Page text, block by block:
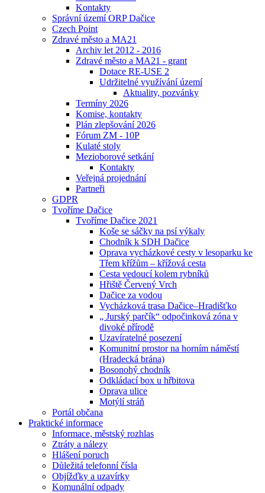
Kontakty
Správní území ORP Dačice
Czech Point
Zdravé město a MA21
Archiv let 2012 - 2016
Zdravé město a MA21 - grant
Dotace RE-USE 2
Udržitelné využívání území
Aktuality, pozvánky
Termíny 2026
Komise, kontakty
Plán zlepšování 2026
Fórum ZM - 10P
Kulaté stoly
Mezioborové setkání
Kontakty
Veřejná projednání
Partneři
GDPR
Tvoříme Dačice
Tvoříme Dačice 2021
Koše se sáčky na psí výkaly
Chodník k SDH Dačice
Oprava vycházkové cesty v lesoparku ke
Třem křížům – křížová cesta
Cesta vedoucí kolem rybníků
Hřiště Červený Vrch
Dačice za vodou
Vycházková trasa Dačice–Hradišťko
„ Jurský parčík“ odpočinková zóna v
divoké přírodě
Uzavíratelné posezení
Komunitní prostor na horním náměstí
(Hradecká brána)
Bosonohý chodník
Odkládací box u hřbitova
Oprava ulice
Motýlí stráň
Portál občana
Praktické informace
Informace, městský rozhlas
Ztráty a nálezy
Hlášení poruch
Důležitá telefonní čísla
Objížďky a uzavírky
Komunální odpady